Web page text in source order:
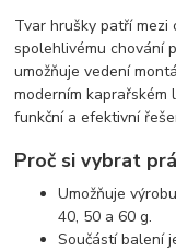
Tvar hrušky patří
spolehlivému chování
umožňuje vedení
moderním kaprařském
funkční a efektivní
Proč si vybrat
Umožňuje
40, 50 a 60 g.
Součástí balení